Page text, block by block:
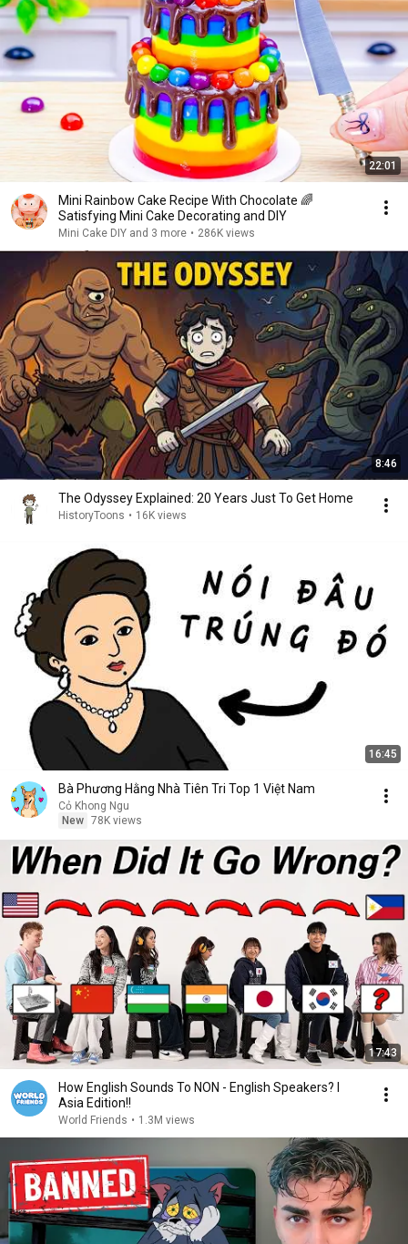
22:01
Mini Rainbow Cake Recipe With Chocolate 🌈
Satisfying Mini Cake Decorating and DIY
Mini Cake DIY and 3 more • 286K views
8:46
The Odyssey Explained: 20 Years Just To Get Home
HistoryToons • 16K views
16:45
Bà Phương Hằng Nhà Tiên Tri Top 1 Việt Nam
Cỏ Khong Ngu
New 78K views
17:43
How English Sounds To NON - English Speakers? l
Asia Edition!!
World Friends • 1.3M views